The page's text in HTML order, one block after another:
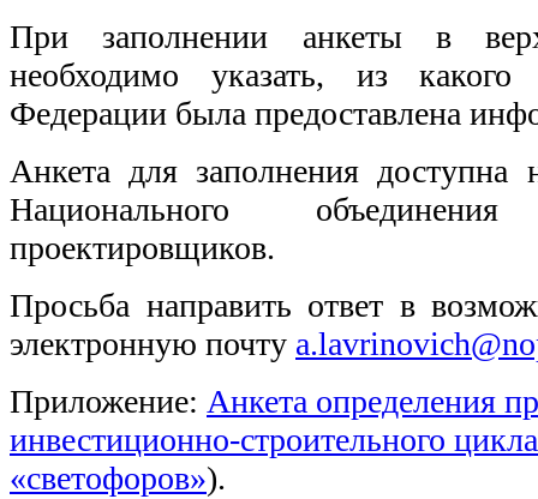
При заполнении анкеты в
необходимо указать, из какого
Федерации была предоставлена
Анкета для заполнения доступна
Национального
проектировщиков.
Просьба направить ответ в
электронную почту
Приложение: Анкета определения
инвестиционно-строительного
«светофоров»).